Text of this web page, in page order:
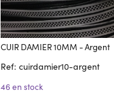
CUIR DAMIER 10MM - Argent
Ref: cuirdamier10-argent
46 en stock